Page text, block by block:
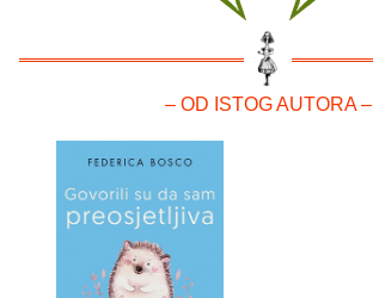
– OD ISTOG AUTORA –